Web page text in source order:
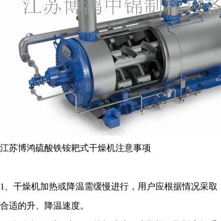
江苏博鸿硫酸铁铵耙式干燥机注意事项
1、干燥机加热或降温需缓慢进行，用户应根据情况采取
合适的升、降温速度。